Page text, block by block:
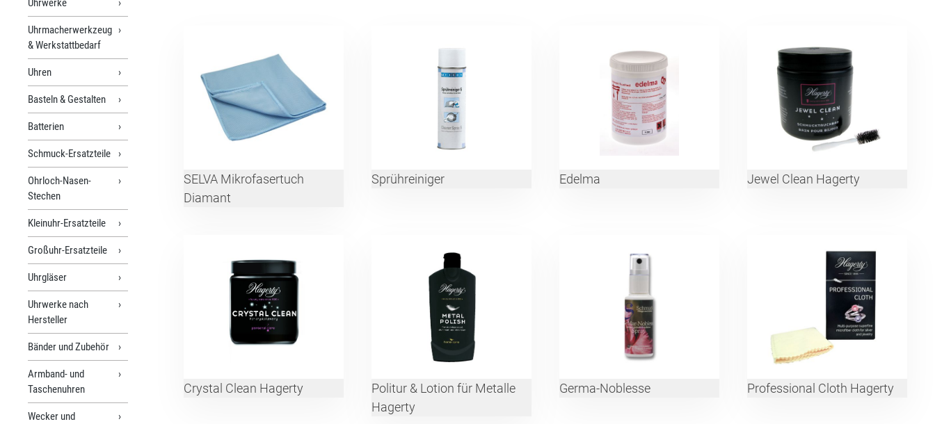
Uhrmacherwerkzeug
& Werkstattbedarf
Uhren
Basteln & Gestalten
Batterien
Schmuck-Ersatzteile
Ohrloch-Nasen-
Stechen
Kleinuhr-Ersatzteile
Großuhr-Ersatzteile
Uhrgläser
Uhrwerke nach
Hersteller
Bänder und Zubehör
Armband- und
Taschenuhren
Wecker und
SELVA Mikrofasertuch
Diamant
Sprühreiniger Edelma Jewel Clean Hagerty
Crystal Clean Hagerty
Politur & Lotion für Metalle
Hagerty
Germa-Noblesse Professional Cloth Hagerty